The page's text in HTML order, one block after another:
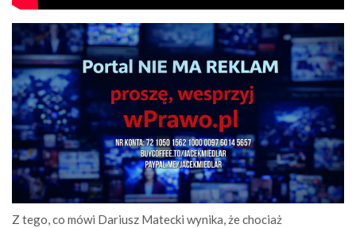
Z tego, co mówi Dariusz Matecki wynika, że chociaż